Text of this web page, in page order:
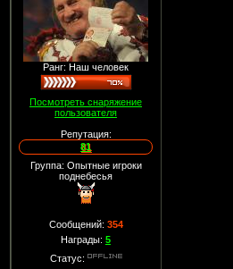
Ранг: Наш человек
Посмотреть снаряжение
пользователя
Репутация:
81
Группа: Опытные игроки
поднебесья
Сообщений: 354
Награды: 5
Статус: